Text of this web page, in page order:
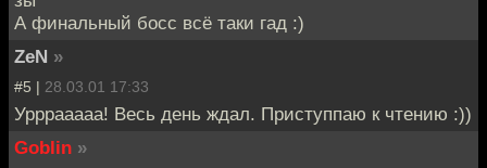
А финальный босс всё таки гад :)
ZeN »
#5 | 28.03.01 17:33
Урррааааа! Весь день ждал. Приступпаю к чтению :))
Goblin »